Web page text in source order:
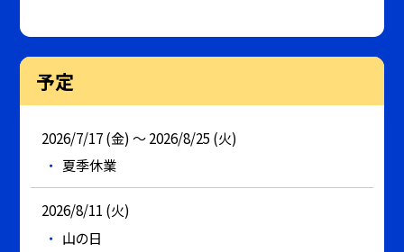
予定
2026/7/17 (金) ～ 2026/8/25 (火)
夏季休業
2026/8/11 (火)
山の日